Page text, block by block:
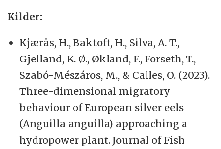
Kilder:
Kjærås, H., Baktoft, H., Silva, A. T.,
Gjelland, K. Ø., Økland, F., Forseth, T.,
Szabó-Mészáros, M., & Calles, O. (2023).
Three-dimensional migratory
behaviour of European silver eels
(Anguilla anguilla) approaching a
hydropower plant. Journal of Fish